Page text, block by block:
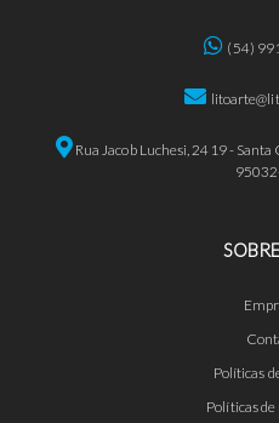
(54)
Rua Jacob Luchesi, 2419 - Santa
Políticas
Políticas